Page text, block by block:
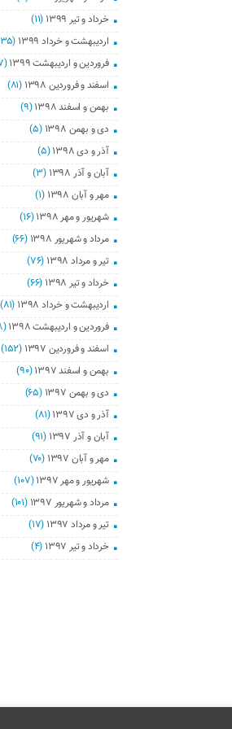
خرداد و تیر ۱۳۹۹
(۱۱)
اردیبهشت و خرداد ۱۳۹۹
(۳۵)
فروردین و اردیبهشت ۱۳۹۹
(۷۷)
اسفند و فروردین ۱۳۹۸
(۸۱)
بهمن و اسفند ۱۳۹۸
(۹)
دی و بهمن ۱۳۹۸
(۵)
آذر و دی ۱۳۹۸
(۵)
آبان و آذر ۱۳۹۸
(۳)
مهر و آبان ۱۳۹۸
(۱)
شهریور و مهر ۱۳۹۸
(۱۶)
مرداد و شهریور ۱۳۹۸
(۶۶)
تیر و مرداد ۱۳۹۸
(۷۶)
خرداد و تیر ۱۳۹۸
(۶۶)
اردیبهشت و خرداد ۱۳۹۸
(۸۱)
فروردین و اردیبهشت ۱۳۹۸
(۸۸)
اسفند و فروردین ۱۳۹۷
(۱۵۲)
بهمن و اسفند ۱۳۹۷
(۹۰)
دی و بهمن ۱۳۹۷
(۶۵)
آذر و دی ۱۳۹۷
(۸۱)
آبان و آذر ۱۳۹۷
(۹۱)
مهر و آبان ۱۳۹۷
(۷۰)
شهریور و مهر ۱۳۹۷
(۱۰۷)
مرداد و شهریور ۱۳۹۷
(۱۰۱)
تیر و مرداد ۱۳۹۷
(۱۷)
خرداد و تیر ۱۳۹۷
(۴)